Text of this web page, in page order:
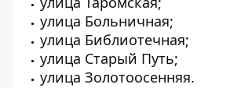
улица Больничная;
улица Библиотечная;
улица Старый Путь;
улица Золотоосенняя.